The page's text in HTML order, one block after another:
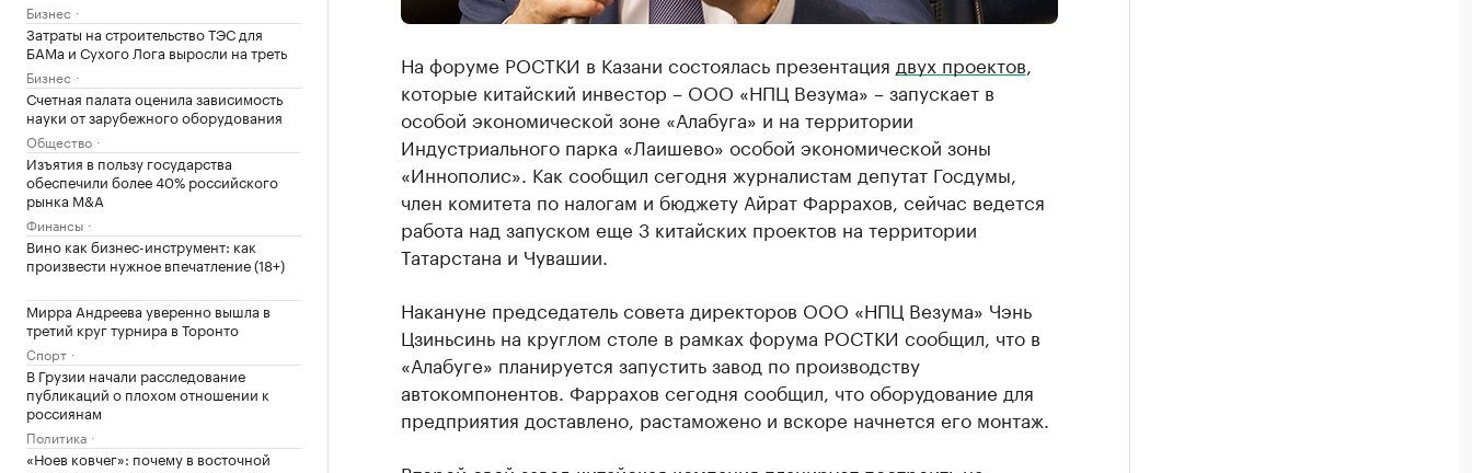
Бизнес
Затраты на строительство ТЭС для
БАМа и Сухого Лога выросли на треть
Бизнес
Счетная палата оценила зависимость
науки от зарубежного оборудования
Общество
Изъятия в пользу государства
обеспечили более 40% российского
рынка M&A
Финансы
Вино как бизнес-инструмент: как
произвести нужное впечатление (18+)
Мирра Андреева уверенно вышла в
третий круг турнира в Торонто
Спорт
В Грузии начали расследование
публикаций о плохом отношении к
россиянам
Политика
«Ноев ковчег»: почему в восточной
На форуме РОСТКИ в Казани состоялась презентация двух проектов
которые китайский инвестор – ООО «НПЦ Везума» – запускает в
особой экономической зоне «Алабуга» и на территории
Индустриального парка «Лаишево» особой экономической зоны
«Иннополис». Как сообщил сегодня журналистам депутат Госдумы,
член комитета по налогам и бюджету Айрат Фаррахов, сейчас ведется
работа над запуском еще 3 китайских проектов на территории
Татарстана и Чувашии.
Накануне председатель совета директоров ООО «НПЦ Везума» Чэнь
Цзиньсинь на круглом столе в рамках форума РОСТКИ сообщил, что в
«Алабуге» планируется запустить завод по производству
автокомпонентов. Фаррахов сегодня сообщил, что оборудование для
предприятия доставлено, растаможено и вскоре начнется его монтаж.